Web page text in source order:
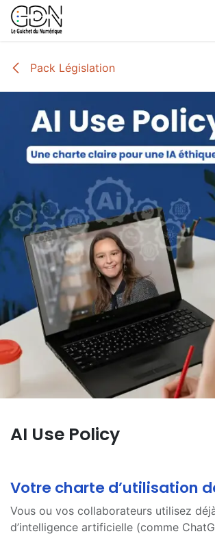
Se rendre au contenu
Pack Législation
AI Use Policy
Votre chart​e d’utilisation
Vous ou vos collaborateurs utilisez
d’intelligence artificielle (comme